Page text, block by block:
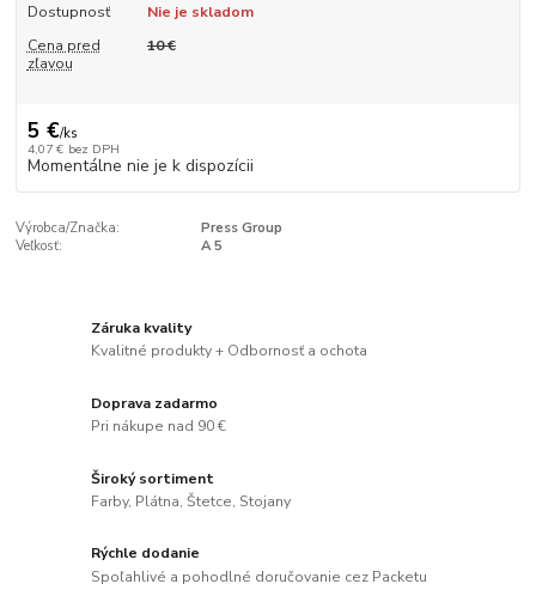
Dostupnosť
Nie je skladom
Cena pred
zľavou
10 €
5 €/ks
4,07 € bez DPH
Momentálne nie je k dispozícii
Výrobca/Značka:
Press Group
Veľkosť:
A 5
Záruka kvality
Kvalitné produkty + Odbornosť a ochota
Doprava zadarmo
Pri nákupe nad 90 €
Široký sortiment
Farby, Plátna, Štetce, Stojany
Rýchle dodanie
Spoľahlivé a pohodlné doručovanie cez Packetu